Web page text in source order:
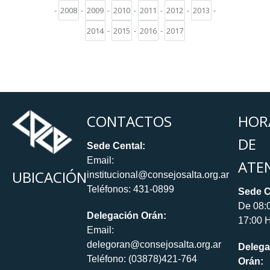
- 2008 - 2009 - 2010 - 2011 - 2012 - 2013 -
2014 - 2015 - 2016 - 2017
UBICACIÓN
CONTACTOS
Sede Cental:
Email:
institucional@consejosalta.org.ar
Teléfonos: 431-0899
Delegación Orán:
Email:
delegoran@consejosalta.org.ar
Teléfono: (03878)421-764
DE
Sede
De
17:00
Orán: